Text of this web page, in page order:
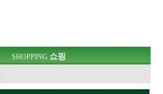
SHOPPING 쇼핑